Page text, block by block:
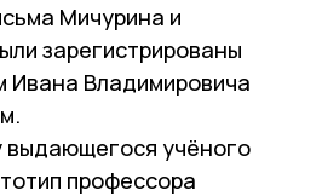
Мичурина и
зарегистрированы
Ивана Владимировича
выдающегося учёного
профессора